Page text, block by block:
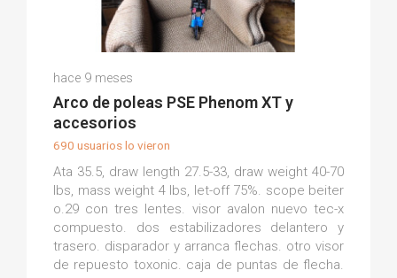
(0)
hace 9 meses
Arco de poleas PSE Phenom XT y
accesorios
690 usuarios lo vieron
Ata 35.5, draw length 27.5-33, draw weight 40-70
lbs, mass weight 4 lbs, let-off 75%. scope beiter
o.29 con tres lentes. visor avalon nuevo tec-x
compuesto. dos estabilizadores delantero y
trasero. disparador y arranca flechas. otro visor
de repuesto toxonic. caja de puntas de flecha.